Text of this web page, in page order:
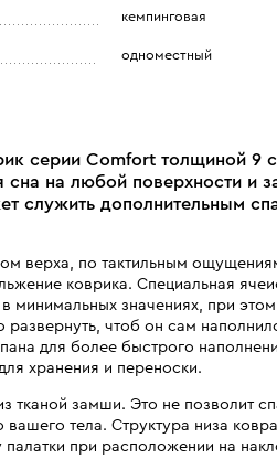
кемпинговая
одноместный
серии Comfort толщиной 9
на любой поверхности и
служить дополнительным
верха, по тактильным
коврика. Специальная
минимальных значениях, при
развернуть, чтоб он сам
для более быстрого
хранения и переноски.
замши. Это не позволит
тела. Структура низа
при расположении на